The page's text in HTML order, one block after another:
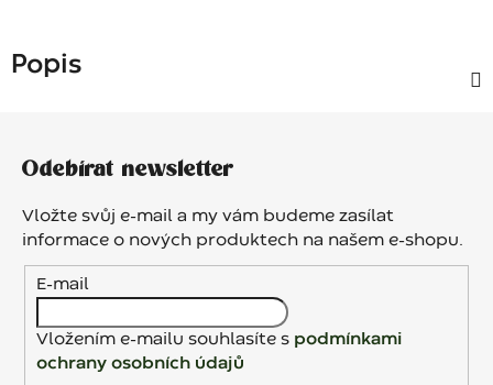
Popis
Odebírat newsletter
Vložte svůj e-mail a my vám budeme zasílat
informace o nových produktech na našem e-shopu.
E-mail
Vložením e-mailu souhlasíte s podmínkami
ochrany osobních údajů